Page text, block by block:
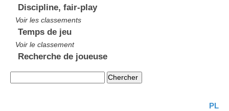
Discipline, fair-play
Voir les classements
Temps de jeu
Voir le classement
Recherche de joueuse
PL